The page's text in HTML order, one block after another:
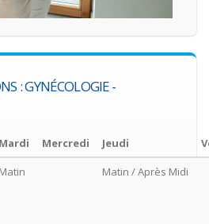
: GYNÉCOLOGIE -
Mardi Mercredi Jeudi
Matin Matin / Après Midi